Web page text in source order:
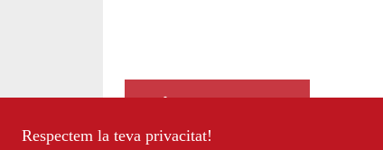
Respectem la teva privacitat!
Finançament